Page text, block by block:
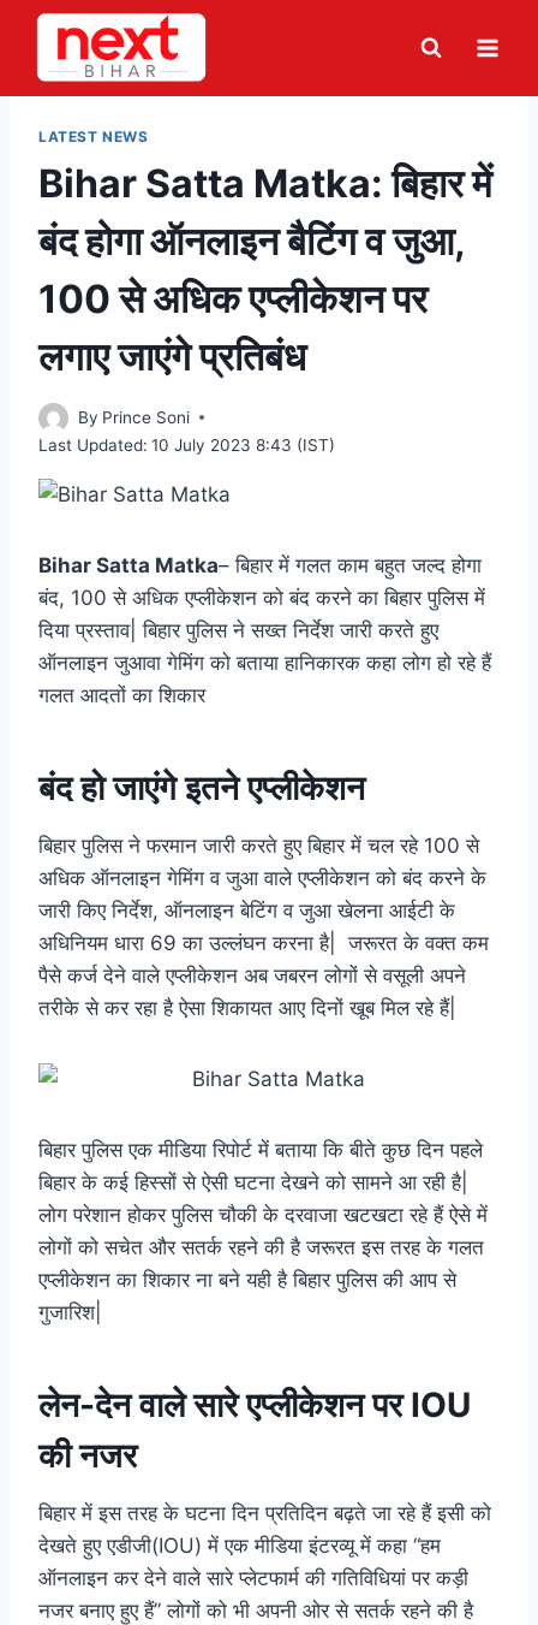
Skip
content
LATEST NEWS
Bihar Satta Matka: बिहार में
बंद होगा ऑनलाइन बैटिंग व जुआ,
100 से अधिक एप्लीकेशन पर
लगाए जाएंगे प्रतिबंध
By Prince Soni
Last Updated: 10 July 2023 8:43 (IST)
Bihar Satta Matka– बिहार में गलत काम बहुत जल्द होगा
बंद, 100 से अधिक एप्लीकेशन को बंद करने का बिहार पुलिस में
दिया प्रस्ताव| बिहार पुलिस ने सख्त निर्देश जारी करते हुए
ऑनलाइन जुआवा गेमिंग को बताया हानिकारक कहा लोग हो रहे हैं
गलत आदतों का शिकार
बंद हो जाएंगे इतने एप्लीकेशन
बिहार पुलिस ने फरमान जारी करते हुए बिहार में चल रहे 100 से
अधिक ऑनलाइन गेमिंग व जुआ वाले एप्लीकेशन को बंद करने के
जारी किए निर्देश, ऑनलाइन बेटिंग व जुआ खेलना आईटी के
अधिनियम धारा 69 का उल्लंघन करना है| जरूरत के वक्त कम
पैसे कर्ज देने वाले एप्लीकेशन अब जबरन लोगों से वसूली अपने
तरीके से कर रहा है ऐसा शिकायत आए दिनों खूब मिल रहे हैं|
बिहार पुलिस एक मीडिया रिपोर्ट में बताया कि बीते कुछ दिन पहले
बिहार के कई हिस्सों से ऐसी घटना देखने को सामने आ रही है|
लोग परेशान होकर पुलिस चौकी के दरवाजा खटखटा रहे हैं ऐसे में
लोगों को सचेत और सतर्क रहने की है जरूरत इस तरह के गलत
एप्लीकेशन का शिकार ना बने यही है बिहार पुलिस की आप से
गुजारिश|
लेन-देन वाले सारे एप्लीकेशन पर IOU
की नजर
बिहार में इस तरह के घटना दिन प्रतिदिन बढ़ते जा रहे हैं इसी को
देखते हुए एडीजी(IOU) में एक मीडिया इंटरव्यू में कहा “हम
ऑनलाइन कर देने वाले सारे प्लेटफार्म की गतिविधियां पर कड़ी
नजर बनाए हुए हैं” लोगों को भी अपनी ओर से सतर्क रहने की है